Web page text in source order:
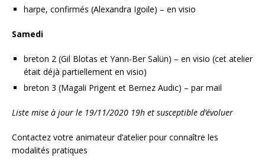
harpe, confirmés (Alexandra Igoile) – en visio
Samedi
breton 2 (Gil Blotas et Yann-Ber Salün) – en visio (cet atelier
était déjà partiellement en visio)
breton 3 (Magali Prigent et Bernez Audic) – par mail
Liste mise à jour le 19/11/2020 19h et susceptible d’évoluer
Contactez votre animateur d’atelier pour connaître les
modalités pratiques